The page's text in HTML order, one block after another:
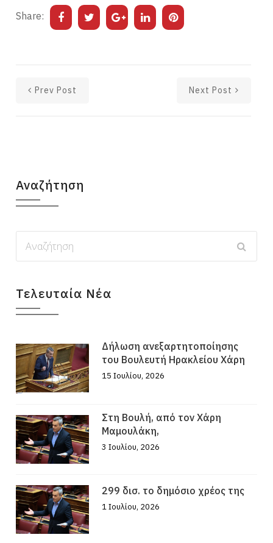
Share:
Prev Post Next Post
Αναζήτηση
Τελευταία Νέα
Δήλωση ανεξαρτητοποίησης
του Βουλευτή Ηρακλείου Χάρη
15 Ιουλίου, 2026
Στη Βουλή, από τον Χάρη
Μαμουλάκη,
3 Ιουλίου, 2026
299 δισ. το δημόσιο χρέος της
1 Ιουλίου, 2026